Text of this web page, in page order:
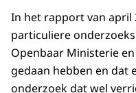
In het rapport van april
particuliere
Openbaar Ministerie
gedaan hebben en dat
onderzoek dat wel